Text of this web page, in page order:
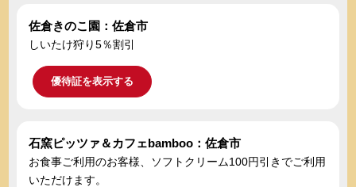
佐倉きのこ園：佐倉市
しいたけ狩り5％割引
優待証を表示する
石窯ピッツァ＆カフェbamboo：佐倉市
お食事ご利用のお客様、ソフトクリーム100円引きでご利用
いただけます。